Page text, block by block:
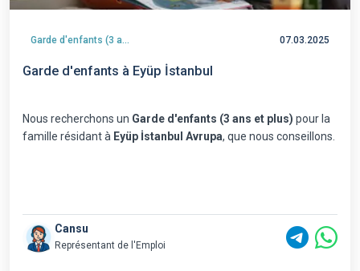
Garde d'enfants (3 ans et plus) 07.03.2025
Garde d'enfants à Eyüp İstanbul
Nous recherchons un Garde d'enfants (3 ans et plus) pour la
famille résidant à Eyüp İstanbul Avrupa, que nous conseillons.
Cansu
Représentant de l'Emploi